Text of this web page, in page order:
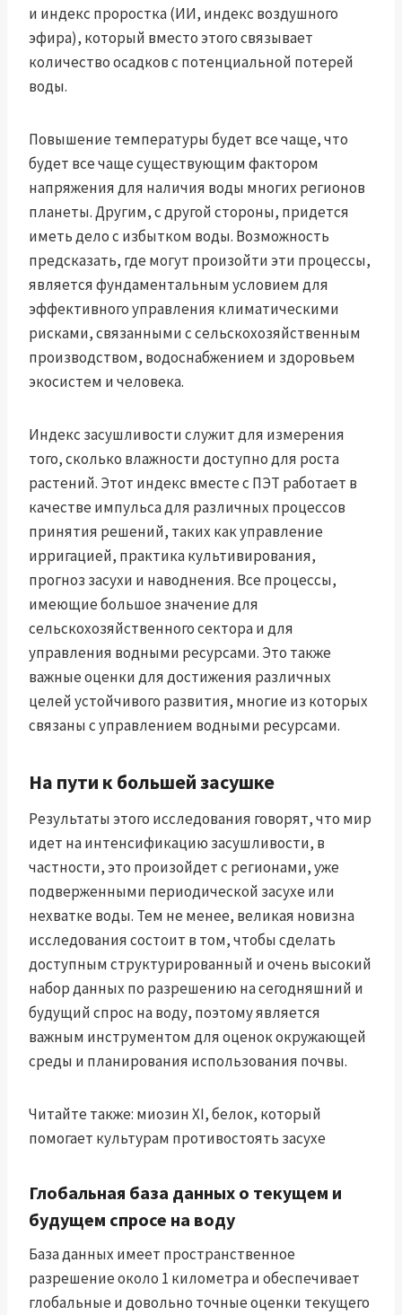
и индекс проростка (ИИ, индекс воздушного
эфира), который вместо этого связывает
количество осадков с потенциальной потерей
воды.
Повышение температуры будет все чаще, что
будет все чаще существующим фактором
напряжения для наличия воды многих регионов
планеты. Другим, с другой стороны, придется
иметь дело с избытком воды. Возможность
предсказать, где могут произойти эти процессы,
является фундаментальным условием для
эффективного управления климатическими
рисками, связанными с сельскохозяйственным
производством, водоснабжением и здоровьем
экосистем и человека.
Индекс засушливости служит для измерения
того, сколько влажности доступно для роста
растений. Этот индекс вместе с ПЭТ работает в
качестве импульса для различных процессов
принятия решений, таких как управление
ирригацией, практика культивирования,
прогноз засухи и наводнения. Все процессы,
имеющие большое значение для
сельскохозяйственного сектора и для
управления водными ресурсами. Это также
важные оценки для достижения различных
целей устойчивого развития, многие из которых
связаны с управлением водными ресурсами.
На пути к большей засушке
Результаты этого исследования говорят, что мир
идет на интенсификацию засушливости, в
частности, это произойдет с регионами, уже
подверженными периодической засухе или
нехватке воды. Тем не менее, великая новизна
исследования состоит в том, чтобы сделать
доступным структурированный и очень высокий
набор данных по разрешению на сегодняшний и
будущий спрос на воду, поэтому является
важным инструментом для оценок окружающей
среды и планирования использования почвы.
Читайте также: миозин XI, белок, который
помогает культурам противостоять засухе
Глобальная база данных о текущем и
будущем спросе на воду
База данных имеет пространственное
разрешение около 1 километра и обеспечивает
глобальные и довольно точные оценки текущего